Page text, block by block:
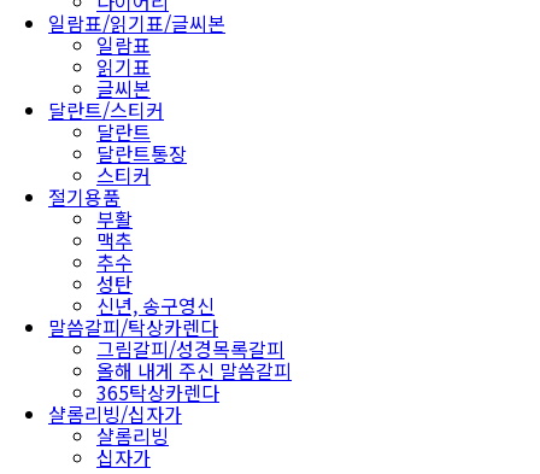
일람표/읽기표/글씨본
일람표
읽기표
글씨본
달란트/스티커
달란트
달란트통장
스티커
절기용품
부활
맥추
추수
성탄
신년, 송구영신
말씀갈피/탁상카렌다
그림갈피/성경목록갈피
올해 내게 주신 말씀갈피
365탁상카렌다
샬롬리빙/십자가
샬롬리빙
십자가